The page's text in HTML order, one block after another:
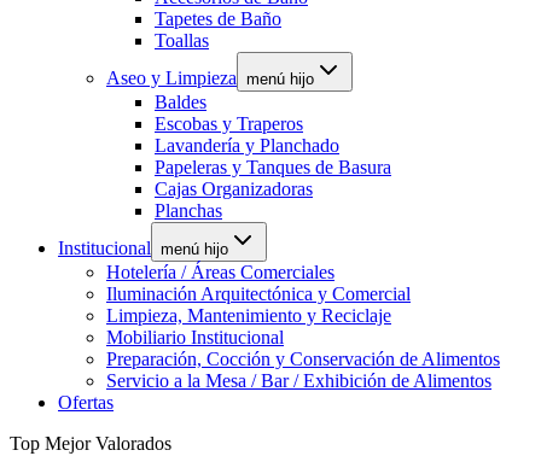
Tapetes de Baño
Toallas
Aseo y Limpieza menú hijo
Baldes
Escobas y Traperos
Lavandería y Planchado
Papeleras y Tanques de Basura
Cajas Organizadoras
Planchas
Institucional menú hijo
Hotelería / Áreas Comerciales
Iluminación Arquitectónica y Comercial
Limpieza, Mantenimiento y Reciclaje
Mobiliario Institucional
Preparación, Cocción y Conservación de Alimentos
Servicio a la Mesa / Bar / Exhibición de Alimentos
Ofertas
Top Mejor Valorados